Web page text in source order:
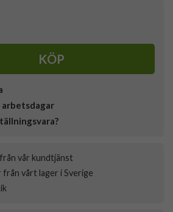
KÖP
arbetsdagar
vår kundtjänst
från vårt lager i Sverige